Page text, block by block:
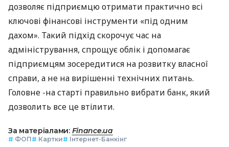
дозволяє підприємцю отримати практично всі
ключові фінансові інструменти «під одним
дахом». Такий підхід скорочує час на
адміністрування, спрощує облік і допомагає
підприємцям зосередитися на розвитку власної
справи, а не на вирішенні технічних питань.
Головне -на старті правильно вибрати банк, який
дозволить все це втілити.
За матеріалами: Finance.ua
# ФОП# Картки# Інтернет-Банкінг